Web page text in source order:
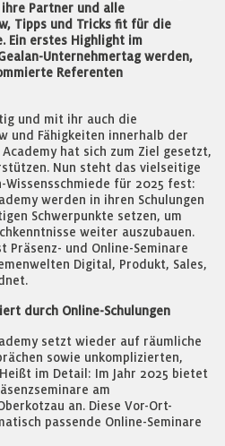
ihre Partner und alle
Tipps und Tricks fit für die
Ein erstes Highlight im
Unternehmertag werden,
Referenten
und mit ihr auch die
und Fähigkeiten innerhalb der
hat sich zum Ziel gesetzt,
Nun steht das vielseitige
Wissensschmiede für 2025 fest:
werden in ihren Schulungen
Schwerpunkte setzen, um
weiter auszubauen.
Präsenz- und Online-Seminare
Digital, Produkt, Sales,
durch Online-Schulungen
setzt wieder auf räumliche
sowie unkomplizierten,
im Detail: Im Jahr 2025 bietet
am
an. Diese Vor-Ort-
passende Online-Seminare